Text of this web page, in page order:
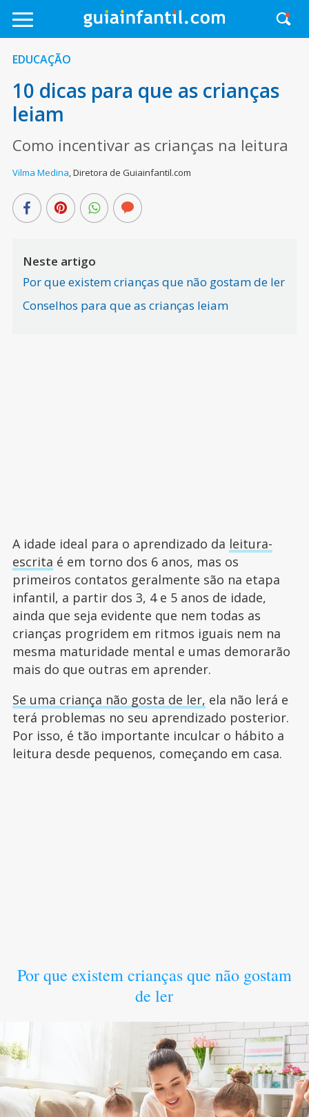
EDUCAÇÃO
10 dicas para que as crianças
leiam
Como incentivar as crianças na leitura
Vilma Medina,Diretora de Guiainfantil.com
Neste artigo
Por que existem crianças que não gostam de ler
Conselhos para que as crianças leiam
A idade ideal para o aprendizado da leitura-
escrita é em torno dos 6 anos, mas os
primeiros contatos geralmente são na etapa
infantil, a partir dos 3, 4 e 5 anos de idade,
ainda que seja evidente que nem todas as
crianças progridem em ritmos iguais nem na
mesma maturidade mental e umas demorarão
mais do que outras em aprender.
Se uma criança não gosta de ler, ela não lerá e
terá problemas no seu aprendizado posterior.
Por isso, é tão importante inculcar o hábito a
leitura desde pequenos, começando em casa.
Por que existem crianças que não gostam
de ler